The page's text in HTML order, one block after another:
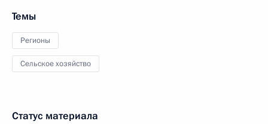
Темы
Регионы
Сельское хозяйство
Статус материала